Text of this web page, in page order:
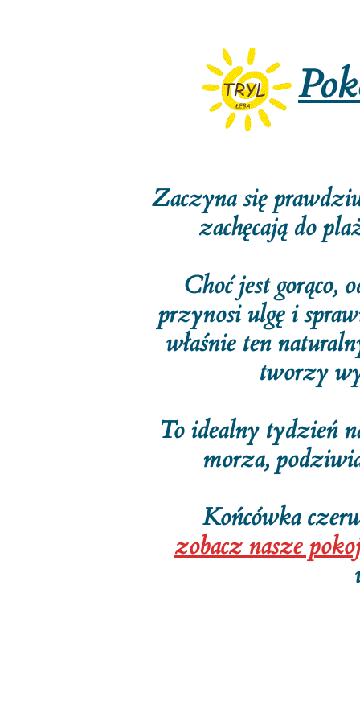
Zaczyna się
zachęcają do
Choć jest gorąco,
przynosi ulgę i
właśnie ten
tworzy
To idealny tydzień
morza,
Końcówka
zobacz nasze